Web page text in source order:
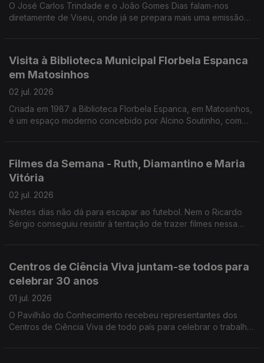
O José Carlos Trindade e o João Gomes Dias falam-nos
diretamente de Viseu, onde já se prepara mais uma emissão
Visita à Biblioteca Municipal Florbela Espanca
em Matosinhos
02 jul. 2026
Criada em 1987 a Biblioteca Florbela Espanca, em Matosinhos,
é um espaço moderno concebido por Alcino Soutinho, com
Filmes da Semana - Ruth, Diamantino e Maria
Vitória
02 jul. 2026
Nestes dias não dá para escapar ao futebol. Nem o Ricardo
Sérgio conseguiu resistir à tentação de trazer filmes nessa
Centros de Ciência Viva juntam-se todos para
celebrar 30 anos
01 jul. 2026
O Pavilhão do Conhecimento recebeu representantes dos
Centros de Ciência Viva de todo país para celebrar o trabalho